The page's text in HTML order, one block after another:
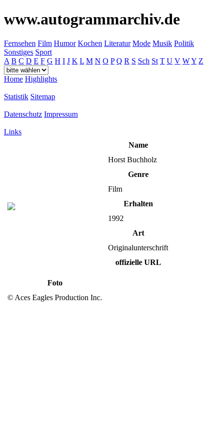
www.autogrammarchiv.de
Fernsehen Film Humor Kochen Literatur Mode Musik Politik
Sonstiges Sport
A B C D E F G H I J K L M N O P Q R S Sch St T U V WY Z
Home Highlights
Statistik Sitemap
Datenschutz Impressum
Links
Name
Horst Buchholz
Genre
Film
Erhalten
1992
Art
Originalunterschrift
offizielle URL
Foto
© Aces Eagles Production Inc.